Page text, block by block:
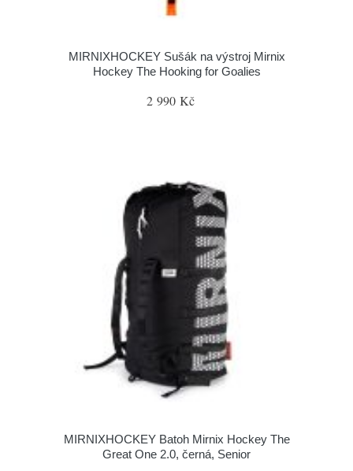
MIRNIXHOCKEY Sušák na výstroj Mirnix
Hockey The Hooking for Goalies
2 990 Kč
MIRNIXHOCKEY Batoh Mirnix Hockey The
Great One 2.0, černá, Senior